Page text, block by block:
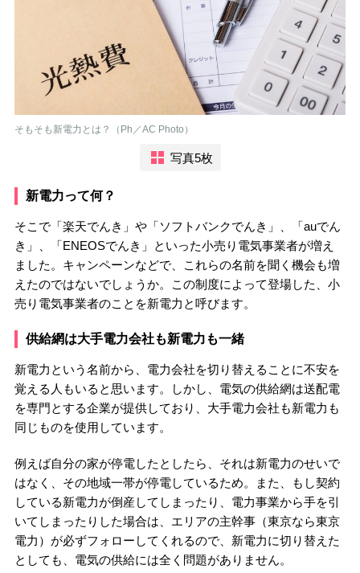
そもそも新電力とは？（Ph／AC Photo）
写真5枚
新電力って何？
そこで「楽天でんき」や「ソフトバンクでんき」、「auでん
き」、「ENEOSでんき」といった小売り電気事業者が増え
ました。キャンペーンなどで、これらの名前を聞く機会も増
えたのではないでしょうか。この制度によって登場した、小
売り電気事業者のことを新電力と呼びます。
供給網は大手電力会社も新電力も一緒
新電力という名前から、電力会社を切り替えることに不安を
覚える人もいると思います。しかし、電気の供給網は送配電
を専門とする企業が提供しており、大手電力会社も新電力も
同じものを使用しています。
例えば自分の家が停電したとしたら、それは新電力のせいで
はなく、その地域一帯が停電しているため。また、もし契約
している新電力が倒産してしまったり、電力事業から手を引
いてしまったりした場合は、エリアの主幹事（東京なら東京
電力）が必ずフォローしてくれるので、新電力に切り替えた
としても、電気の供給には全く問題がありません。